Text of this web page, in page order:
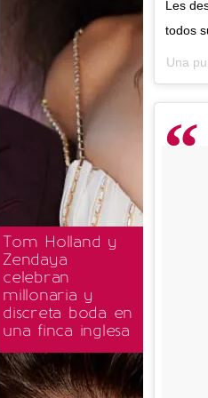
Tom Holland y
Zendaya
celebran
millonaria y
discreta boda en
una finca inglesa
Les
todos
Una